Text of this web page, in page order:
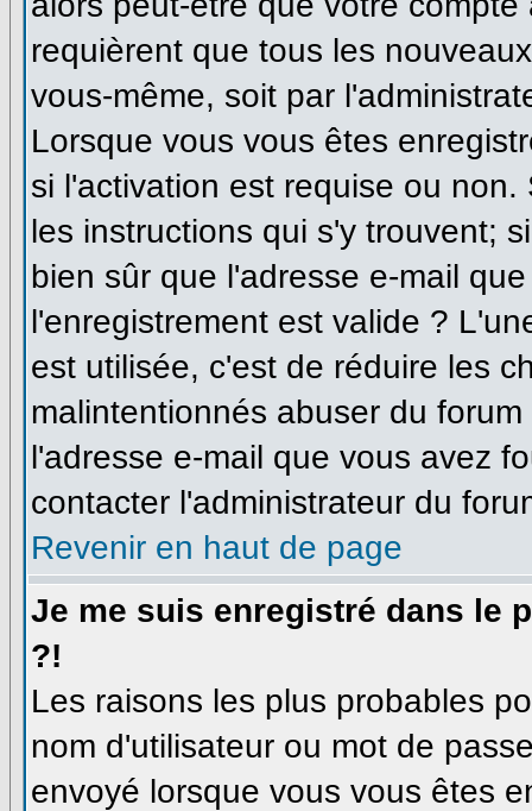
requièrent que tous les
vous-même, soit par
Lorsque vous vous êtes
si l'activation est requise ou
les instructions qui s'y trouvent;
bien sûr que l'adresse e-mail
l'enregistrement est valide ?
est utilisée, c'est de réduire les
malintentionnés abuser du
l'adresse e-mail que vous avez
contacter l'administrateur du
Revenir en haut de page
Je me suis enregistré dans le
?!
Les raisons les plus probables
nom d'utilisateur ou mot de
envoyé lorsque vous vous êtes